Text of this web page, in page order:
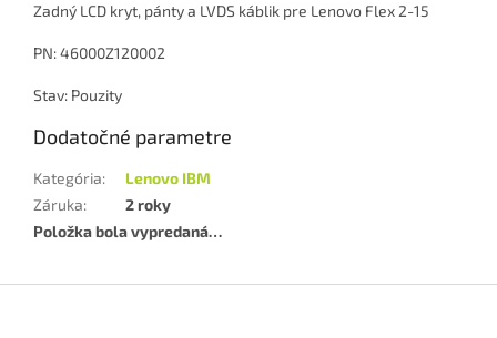
Zadný LCD kryt, pánty a LVDS káblik pre Lenovo Flex 2-15
PN: 46000Z120002
Stav: Pouzity
Dodatočné parametre
Kategória:
Lenovo IBM
Záruka:
2 roky
Položka bola vypredaná…